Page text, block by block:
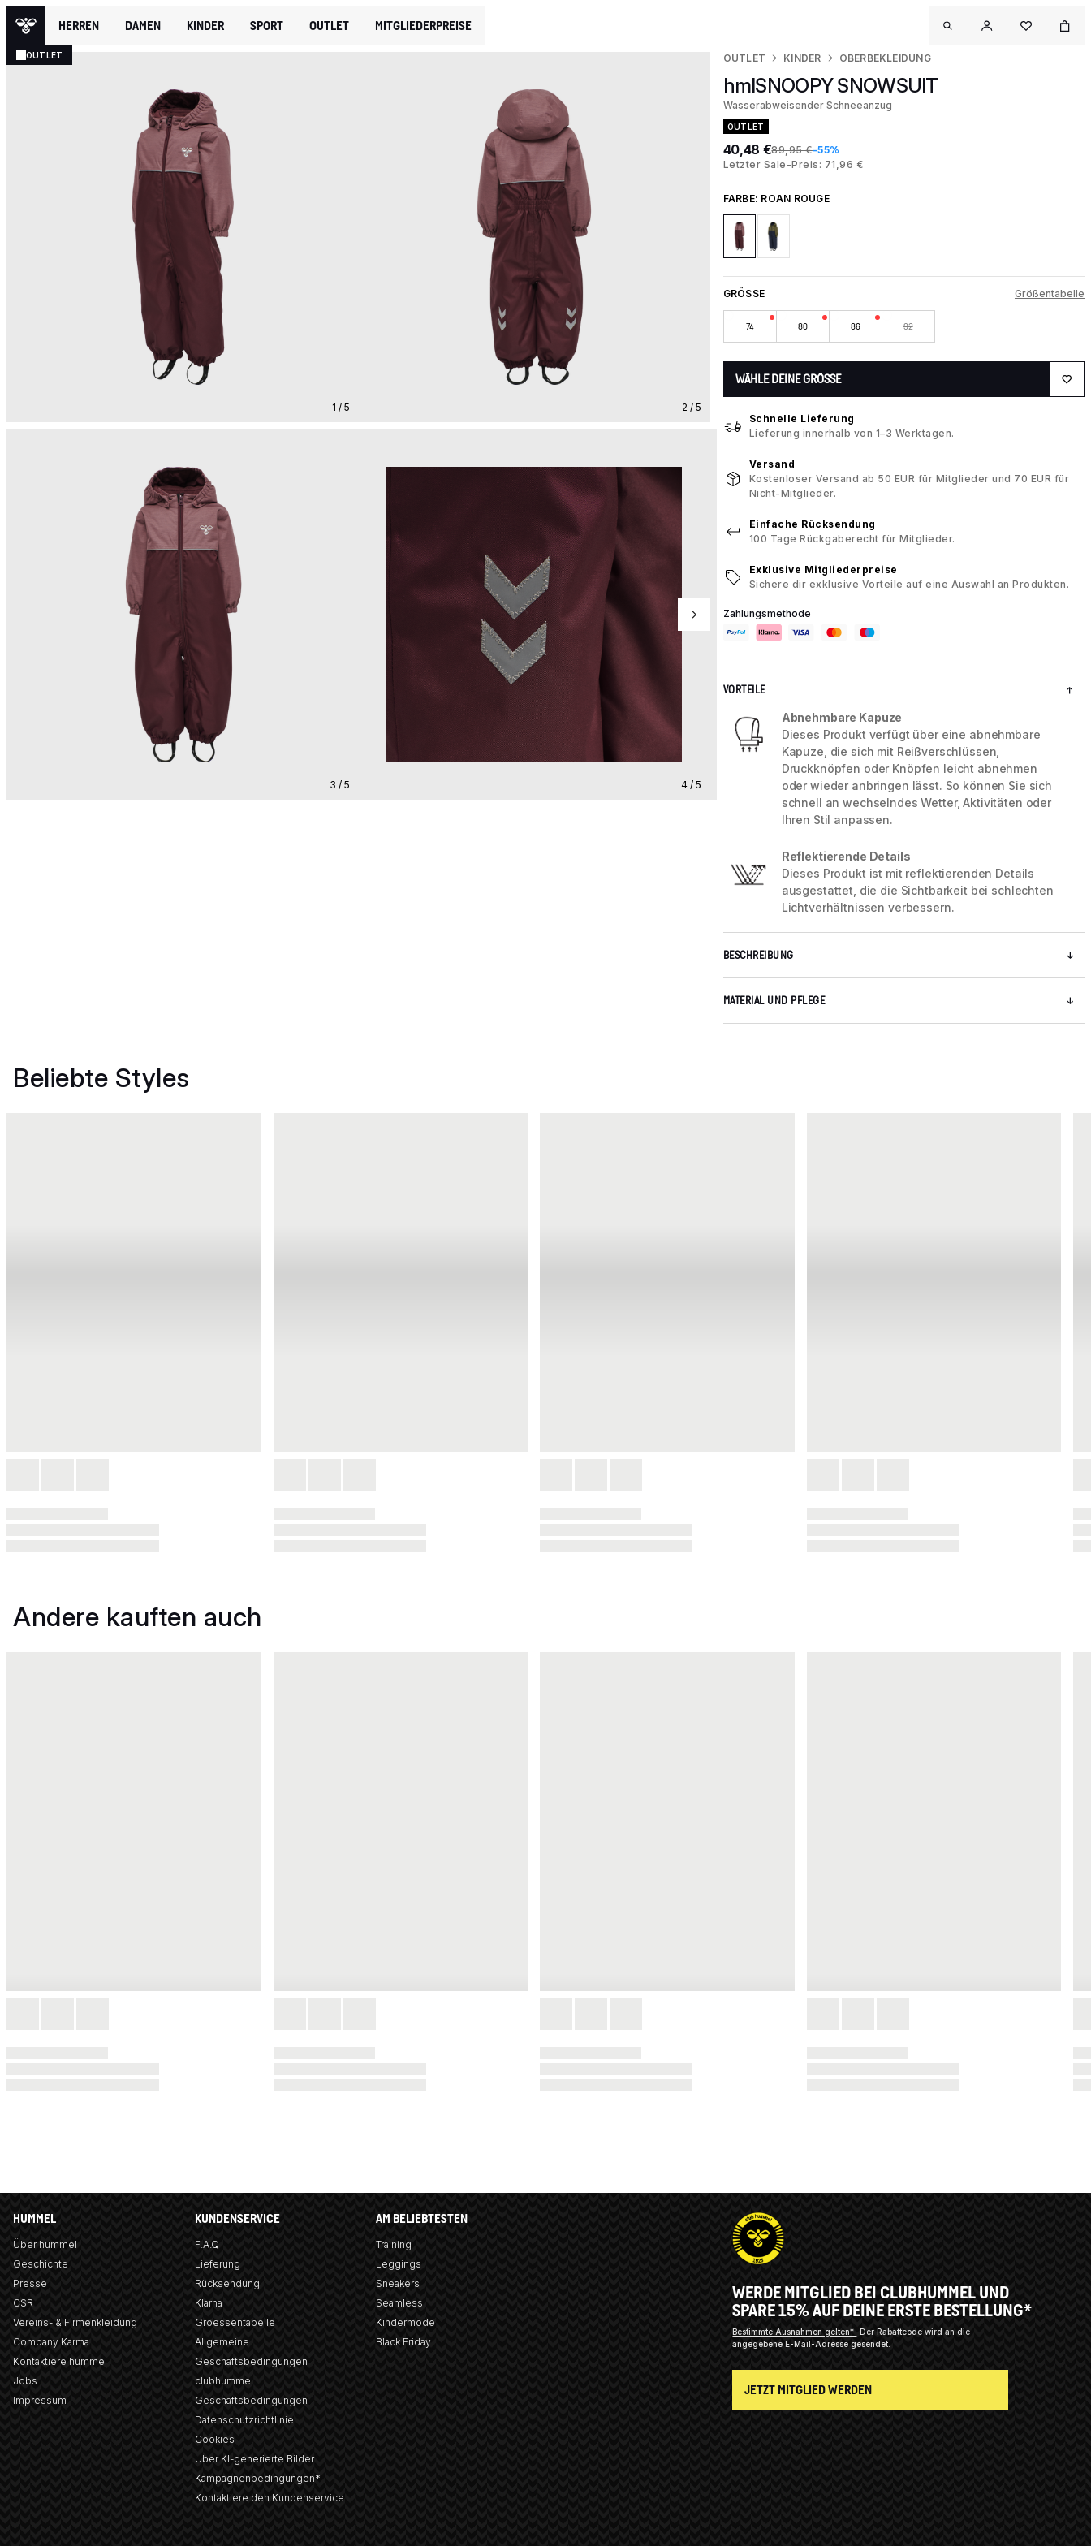
HERREN DAMEN KINDER SPORT OUTLET MITGLIEDERPREISE
OUTLET
1 / 5 2 / 5
3 / 5 4 / 5 5 / 5
OUTLET KINDER OBERBEKLEIDUNG
hmlSNOOPY SNOWSUIT
Wasserabweisender Schneeanzug
OUTLET
40,48 €89,95 €-55%
Letzter Sale-Preis: 71,96 €
FARBE: ROAN ROUGE
GRÖSSE Größentabelle
74 80 86 92
WÄHLE DEINE GRÖSSE
Schnelle Lieferung
Lieferung innerhalb von 1–3 Werktagen.
Versand
Kostenloser Versand ab 50 EUR für Mitglieder und 70 EUR für
Nicht-Mitglieder.
Einfache Rücksendung
100 Tage Rückgaberecht für Mitglieder.
Exklusive Mitgliederpreise
Sichere dir exklusive Vorteile auf eine Auswahl an Produkten.
Zahlungsmethode
VORTEILE
Abnehmbare Kapuze
Dieses Produkt verfügt über eine abnehmbare
Kapuze, die sich mit Reißverschlüssen,
Druckknöpfen oder Knöpfen leicht abnehmen
oder wieder anbringen lässt. So können Sie sich
schnell an wechselndes Wetter, Aktivitäten oder
Ihren Stil anpassen.
Reflektierende Details
Dieses Produkt ist mit reflektierenden Details
ausgestattet, die die Sichtbarkeit bei schlechten
Lichtverhältnissen verbessern.
BESCHREIBUNG
MATERIAL UND PFLEGE
Beliebte Styles
Andere kauften auch
HUMMEL
Über hummel
Geschichte
Presse
CSR
Vereins- & Firmenkleidung
Company Karma
Kontaktiere hummel
Jobs
Impressum
KUNDENSERVICE
F.A.Q
Lieferung
Rücksendung
Klarna
Groessentabelle
Allgemeine
Geschäftsbedingungen
clubhummel
Geschäftsbedingungen
Datenschutzrichtlinie
Cookies
Über KI-generierte Bilder
Kampagnenbedingungen*
Kontaktiere den Kundenservice
AM BELIEBTESTEN
Training
Leggings
Sneakers
Seamless
Kindermode
Black Friday
WERDE MITGLIED BEI CLUBHUMMEL UND
SPARE 15% AUF DEINE ERSTE BESTELLUNG*
Bestimmte Ausnahmen gelten*
Der Rabattcode wird an die
angegebene E-Mail-Adresse gesendet.
JETZT MITGLIED WERDEN